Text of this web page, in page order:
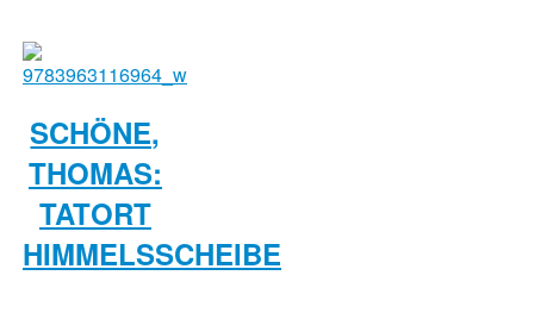
SCHÖNE,
THOMAS:
TATORT
HIMMELSSCHEIBE